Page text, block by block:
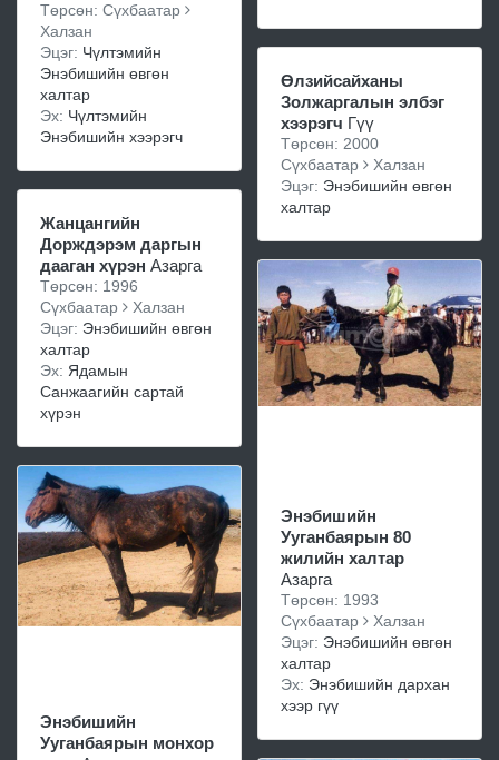
Төрсөн: Сүхбаатар
Халзан
Эцэг: Чүлтэмийн
Энэбишийн өвгөн
халтар
Эх: Чүлтэмийн
Энэбишийн хээрэгч
Жанцангийн
Дорждэрэм даргын
дааган хүрэн Азарга
Төрсөн: 1996
Сүхбаатар
Халзан
Эцэг: Энэбишийн өвгөн
халтар
Эх: Ядамын
Санжаагийн сартай
хүрэн
Энэбишийн
Ууганбаярын монхор
Өлзийсайханы
Золжаргалын элбэг
хээрэгч Гүү
Төрсөн: 2000
Сүхбаатар
Халзан
Эцэг: Энэбишийн өвгөн
халтар
Энэбишийн
Ууганбаярын 80
жилийн халтар
Азарга
Төрсөн: 1993
Сүхбаатар
Халзан
Эцэг: Энэбишийн өвгөн
халтар
Эх: Энэбишийн дархан
хээр гүү